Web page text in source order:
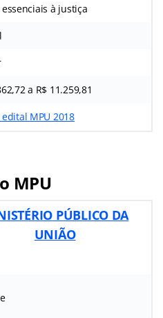
essenciais à justiça
a R$ 11.259,81
MPU 2018
MPU
PÚBLICO DA
UNIÃO